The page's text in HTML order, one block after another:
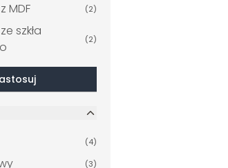
MDF (2)
szkła
(2)
(4)
(3)